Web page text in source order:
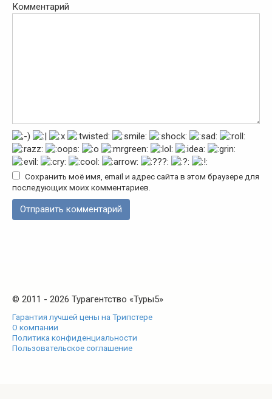
Комментарий
Сохранить моё имя, email и адрес сайта в этом браузере для
последующих моих комментариев.
© 2011 - 2026 Турагентство «Туры5»
Гарантия лучшей цены на Трипстере
О компании
Политика конфиденциальности
Пользовательское соглашение